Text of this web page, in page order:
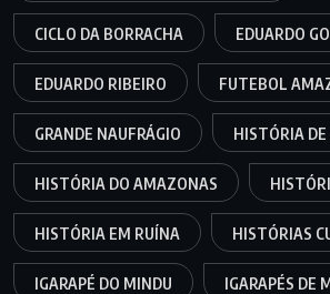
CICLO DA BORRACHA EDUARDO
EDUARDO RIBEIRO FUTEBOL
GRANDE NAUFRÁGIO HISTÓRIA
HISTÓRIA DO AMAZONAS
HISTÓRIA EM RUÍNA HISTÓRIAS
IGARAPÉ DO MINDU IGARAPÉS DE